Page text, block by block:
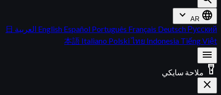
language
AR
expand_more
English Español Português Français Deutsch Русский العربية 日
本語 Italiano Polskiไทย Indonesia Tiếng Việt
menu
flashlight_on ملاحة سايكي
close